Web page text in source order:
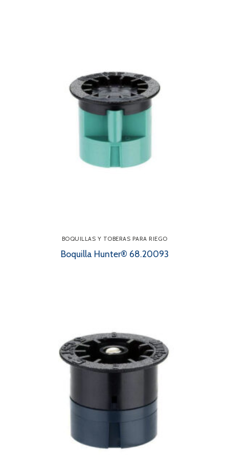
BOQUILLAS Y TOBERAS PARA RIEGO
Boquilla Hunter® 68.20093